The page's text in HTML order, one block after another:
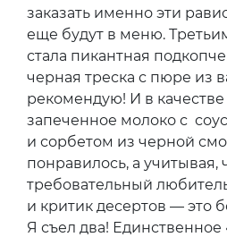
заказать именно эти
еще будут в меню.
стала пикантная
черная треска с пюре из
рекомендую! И в
запеченное молоко с
и сорбетом из черной
понравилось, а учитывая,
требовательный
и критик десертов — это
Я съел два! Единственное